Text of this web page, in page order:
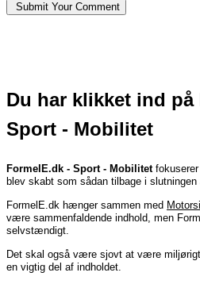
Submit Your Comment
Du har klikket ind på
Sport - Mobilitet
FormelE.dk - Sport - Mobilitetfokuserer
blev skabt som sådan tilbage i slutningen
FormelE.dk hænger sammen med
være sammenfaldende indhold, men
selvstændigt.
Det skal også være sjovt at være
en vigtig del af indholdet.